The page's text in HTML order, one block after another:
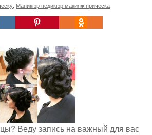
Маникюр педикюр макияж прическа
Веду запись на важный для вас